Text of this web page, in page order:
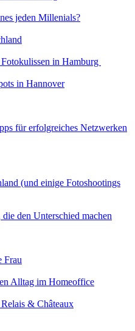
jeden Millenials?
in Hamburg
in Hannover
für erfolgreiches Netzwerken
(und einige Fotoshootings
den Unterschied machen
Frau
Alltag im Homeoffice
& Châteaux